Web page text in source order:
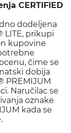
CERTIFIED
dodeljena
LITE, prikupi
kupovine
čime se
dobija
PREMIJUM
Naručilac se
oznake
kada se